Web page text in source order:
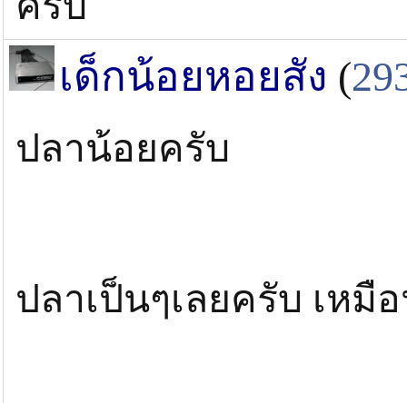
เด็กน้อยหอยสัง (
ปลาน้อยครับ
ปลาเป็นๆเลยครับ เห